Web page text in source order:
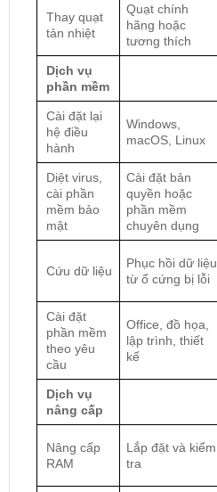
Thay quạt
tản nhiệt
Quạt chính
hãng hoặc
tương thích
Dịch vụ
phần mềm
Cài đặt lại
hệ điều
hành
Windows,
macOS, Linux
Diệt virus,
cài phần
mềm bảo
mật
Cài đặt bản
quyền hoặc
phần mềm
chuyên dụng
Cứu dữ liệu
Phục hồi dữ liệu
từ ổ cứng bị lỗi
Cài đặt
phần mềm
theo yêu
cầu
Office, đồ họa,
lập trình, thiết
kế
Dịch vụ
nâng cấp
Nâng cấp
RAM
Lắp đặt và kiểm
tra